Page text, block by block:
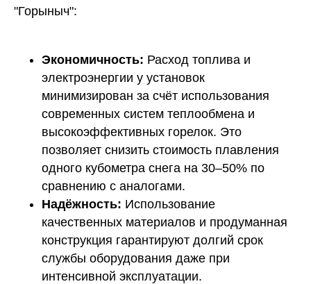
"Горыныч":
Экономичность: Расход топлива и
электроэнергии у установок
минимизирован за счёт использования
современных систем теплообмена и
высокоэффективных горелок. Это
позволяет снизить стоимость плавления
одного кубометра снега на 30–50% по
сравнению с аналогами.
Надёжность: Использование
качественных материалов и продуманная
конструкция гарантируют долгий срок
службы оборудования даже при
интенсивной эксплуатации.